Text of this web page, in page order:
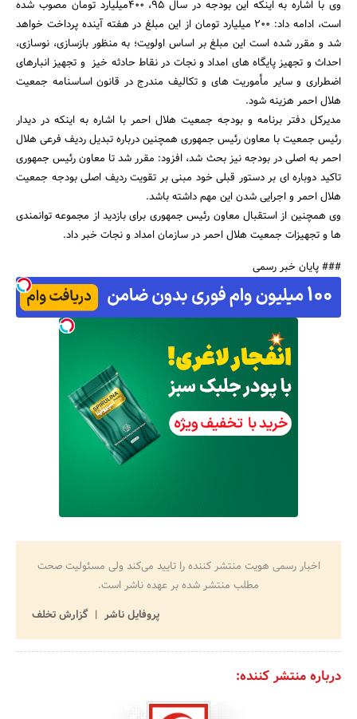
جستجو
وی با اشاره به اینکه این بودجه در سال 95، 400میلیارد تومان مصوب شده
است، ادامه داد: 200 میلیارد تومان از این مبلغ در هفته آینده پرداخت خواهد
شد و مقرر شده است این مبلغ بر اساس اولویت؛ به منظور بازسازی، نوسازی،
احداث و تجهیز پایگاه های امداد و نجات در نقاط حادثه خیز و تجهیز انبارهای
اضطراری و سایر مأموریت های و تکالیف مندرج در قانون اساسنامه جمعیت
هلال احمر هزینه شود.
مدیرکل دفتر برنامه و بودجه جمعیت هلال احمر با اشاره به اینکه در دیدار
رئیس جمعیت با معاون رئیس جمهوری همچنین درباره تبدیل ردیف فرعی هلال
احمر به اصلی در بودجه نیز بحث شد، افزود: مقرر شد تا معاون رئیس جمهوری
تاکید دوباره ای بر دستور قبلی خود مبنی بر تقویت ردیف اصلی بودجه جمعیت
هلال احمر و اجرایی شدن این مهم داشته باشد.
وی همچنین از استقبال معاون رئیس جمهوری برای بازدید از مجموعه توانمندی
ها و تجهیزات جمعیت هلال احمر در سازمان امداد و نجات خبر داد.
### پایان خبر رسمی
اخبار رسمی هویت منتشر کننده را تایید می‌کند ولی مسئولیت صحت
مطلب منتشر شده بر عهده ناشر است.
پروفایل ناشر
گزارش تخلف
درباره منتشر کننده: